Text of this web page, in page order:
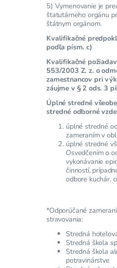
5) Vymenovanie je
štatutárneho orgánu
štátnym orgánom.
Kvalifikačné
podľa písm. c)
Kvalifikačné
553/2003 Z. z. o
zamestnancov pri
záujme v § 2 ods. 3
Úplné stredné
stredné odborné
úplné stredné
zameraním v
úplné stredné
Osvedčením o
vykonávanie
činností,
odbore kuchár,
*Odporúčané
stravovania:
Stredná
Stredná škola
Stredná škola
potravinárstve